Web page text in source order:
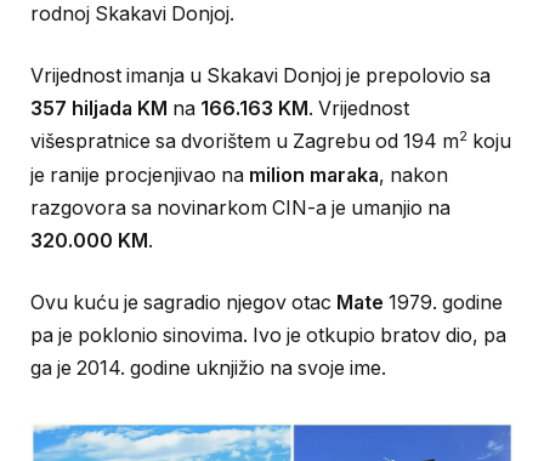
rodnoj Skakavi Donjoj.
Vrijednost imanja u Skakavi Donjoj je prepolovio sa
357 hiljada KM na 166.163 KM . Vrijednost
višespratnice sa dvorištem u Zagrebu od 194 m2 koju
je ranije procjenjivao na milion maraka, nakon
razgovora sa novinarkom CIN-a je umanjio na
320.000 KM.
Ovu kuću je sagradio njegov otac Mate 1979. godine
pa je poklonio sinovima. Ivo je otkupio bratov dio, pa
ga je 2014. godine uknjižio na svoje ime.